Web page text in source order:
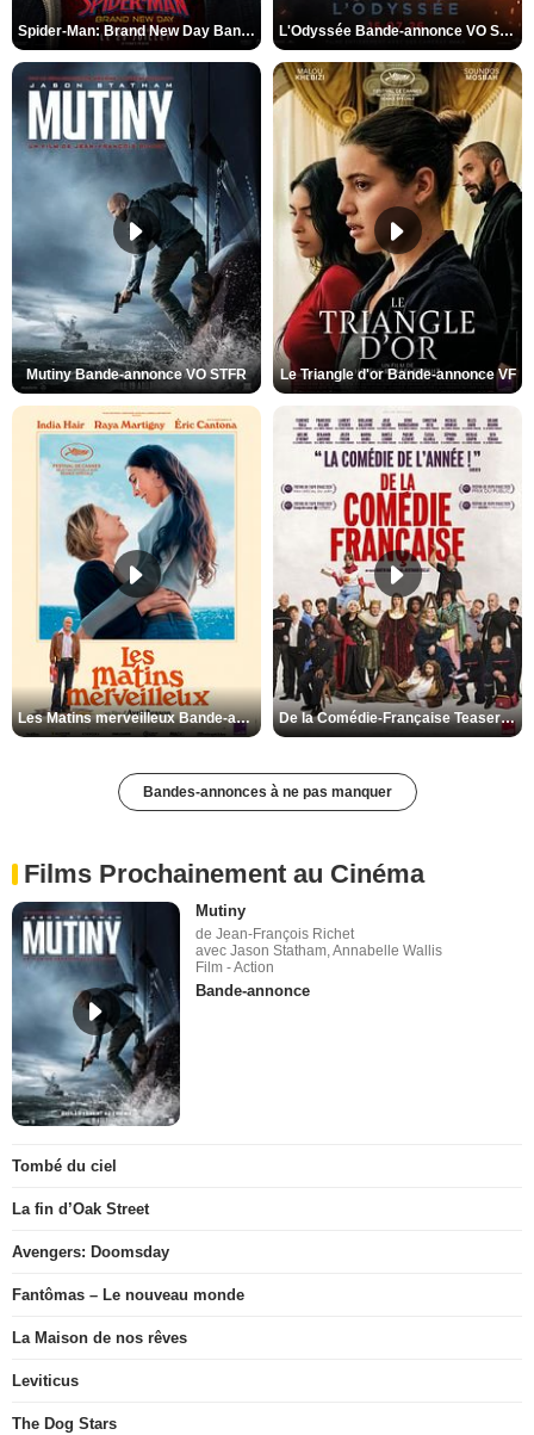
Spider-Man: Brand New Day Bande-annonce VO STFR L'Odyssée Bande-annonce VO STFR
Mutiny Bande-annonce VO STFR Le Triangle d'or Bande-annonce VF
Les Matins merveilleux Bande-annonce VF De la Comédie-Française Teaser VF
Bandes-annonces à ne pas manquer
Films Prochainement au Cinéma
Mutiny
de Jean-François Richet
avec Jason Statham, Annabelle Wallis
Film - Action
Bande-annonce
Tombé du ciel
La fin d’Oak Street
Avengers: Doomsday
Fantômas – Le nouveau monde
La Maison de nos rêves
Leviticus
The Dog Stars